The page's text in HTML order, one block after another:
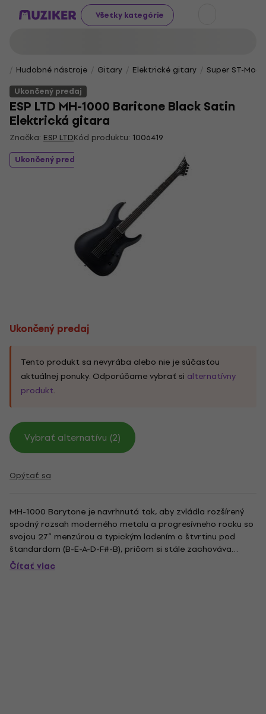
Všetky kategórie
Hudobné nástroje Gitary Elektrické gitary
Super ST-
Ukončený predaj
ESP LTD MH-1000 Baritone Black Satin
Elektrická gitara
Značka: ESP LTDKód produktu: 1006419
Ukončený predaj
Ukončený predaj
Tento produkt sa nevyrába alebo nie je súčasťou
aktuálnej ponuky. Odporúčame vybrať si alternatívny
produkt.
Vybrať alternatívu (2)
Opýtať sa
MH-1000 Barytone je navrhnutá tak, aby zvládla rozšírený
spodný rozsah moderného metalu a progresívneho rocku so
svojou 27” menzúrou a typickým ladením o štvrtinu pod
štandardom (B-E-A-D-F#-B), pričom si stále zachováva
ideálne pnutie strún a tón. Táto monštrózna gitara ponúka
konštrukciu krk-cez-telo pre stabilitu a sustain pomocou
Čítať viac